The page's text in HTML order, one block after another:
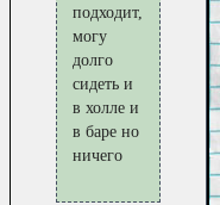
подходит,
могу
долго
сидеть и
в холле и
в баре но
ничего